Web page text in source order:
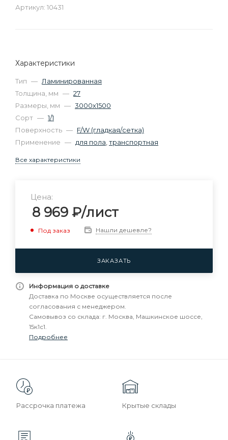
Артикул: 10431
Характеристики
Тип — Ламинированная
Толщина, мм — 27
Размеры, мм — 3000х1500
Сорт — 1/1
Поверхность — F/W (гладкая/сетка)
Применение — для пола транспортная
Все характеристики
Цена:
8 969 ₽/лист
Под заказ Нашли дешевле?
ЗАКАЗАТЬ
Информация о доставке
Доставка по Москве осуществляется после
согласования с менеджером.
Самовывоз со склада: г. Москва, Машкинское шоссе,
15к1с1.
Подробнее
Рассрочка платежа Крытые склады